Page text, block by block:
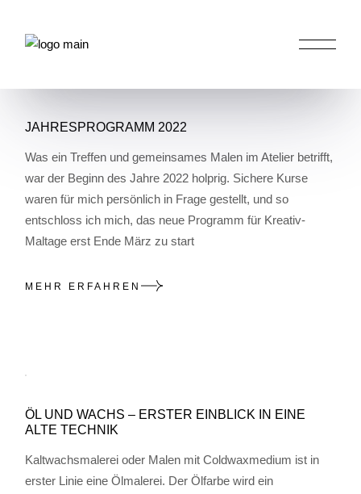
contentHOME POSTS TAGGED "SONNABENDS MALEN"
JAHRESPROGRAMM 2022
Was ein Treffen und gemeinsames Malen im Atelier betrifft,
war der Beginn des Jahre 2022 holprig. Sichere Kurse
waren für mich persönlich in Frage gestellt, und so
entschloss ich mich, das neue Programm für Kreativ-
Maltage erst Ende März zu start
MEHR ERFAHREN
ÖL UND WACHS – ERSTER EINBLICK IN EINE
ALTE TECHNIK
Kaltwachsmalerei oder Malen mit Coldwaxmedium ist in
erster Linie eine Ölmalerei. Der Ölfarbe wird ein